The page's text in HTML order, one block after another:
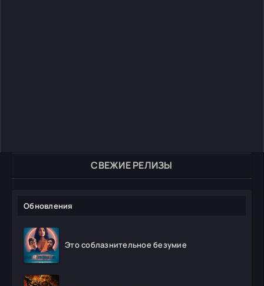
СВЕЖИЕ РЕЛИЗЫ
Обновления
Это соблазнительное безумие